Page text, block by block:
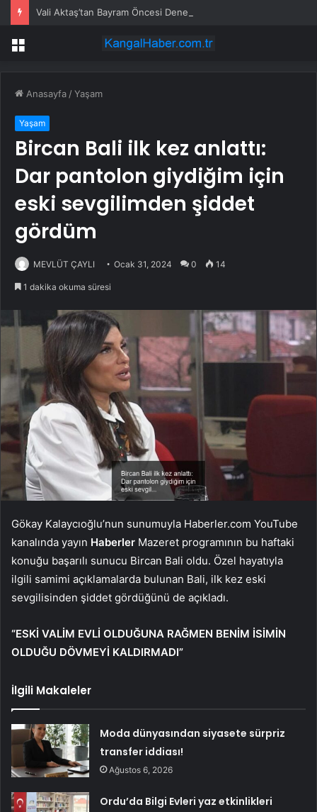
Vali Aktaş’tan Bayram Öncesi Denetim Ziyareti
Menü
Anasayfa /Yaşam
Yaşam
Bircan Bali ilk kez anlattı:
Dar pantolon giydiğim için
eski sevgilimden şiddet
gördüm
MEVLÜT ÇAYLI Ocak 31, 2024 0 14
1 dakika okuma süresi
Gökay Kalaycıoğlu’nun sunumuyla Haberler.com YouTube
kanalında yayın Haberler Mazeret programının bu haftaki
konuğu başarılı sunucu Bircan Bali oldu. Özel hayatıyla
ilgili samimi açıklamalarda bulunan Bali, ilk kez eski
sevgilisinden şiddet gördüğünü de açıkladı.
“ESKİ VALİM EVLİ OLDUĞUNA RAĞMEN BENİM İSİMİN
OLDUĞU DÖVMEYİ KALDIRMADI”
İlgili Makaleler
Moda dünyasından siyasete sürpriz
transfer iddiası!
Ağustos 6, 2026
Ordu’da Bilgi Evleri yaz etkinlikleri